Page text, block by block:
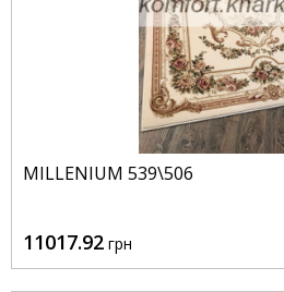
MILLENIUM 539\506
11017.92 грн